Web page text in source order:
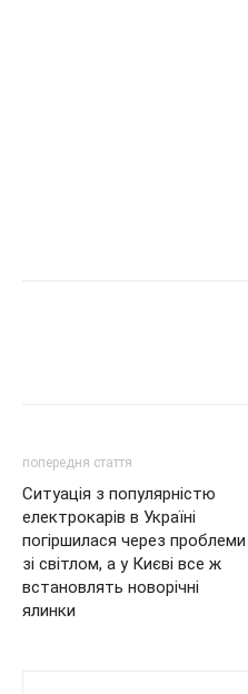
попередня стаття
Ситуація з популярністю
електрокарів в Україні
погіршилася через проблеми
зі світлом, а у Києві все ж
встановлять новорічні
ялинки